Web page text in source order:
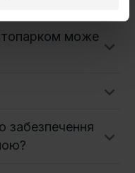
може
забезпечення